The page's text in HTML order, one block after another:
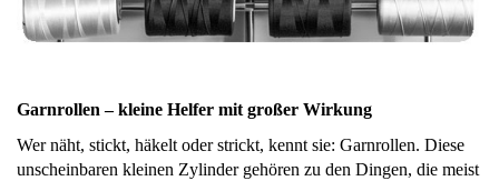
Garnrollen – kleine Helfer mit großer Wirkung
Wer näht, stickt, häkelt oder strickt, kennt sie: Garnrollen. Diese
unscheinbaren kleinen Zylinder gehören zu den Dingen, die meist